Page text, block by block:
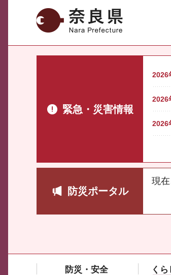
奈良県
緊急・災害情報
2026
2026
2026
防災ポータル
現
防災・安全 く